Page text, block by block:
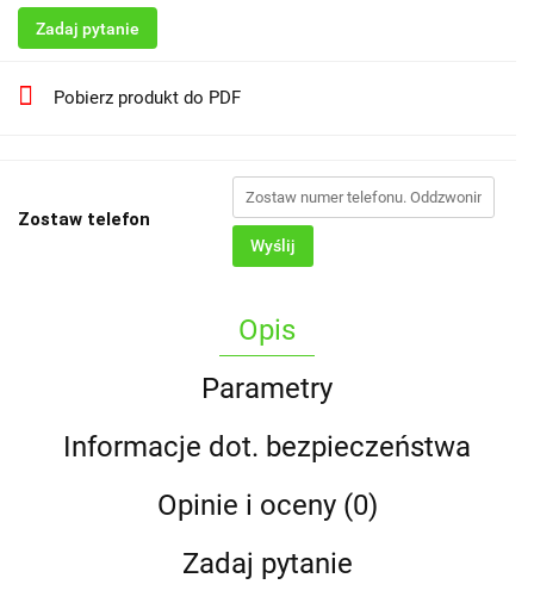
Zadaj pytanie
Pobierz produkt do PDF
Zostaw telefon
Wyślij
Opis
Parametry
Informacje dot. bezpieczeństwa
Opinie i oceny (0)
Zadaj pytanie